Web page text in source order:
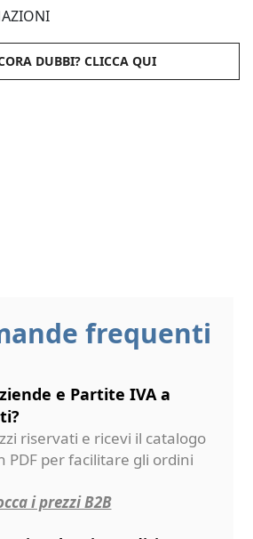
DUBBI? CLICCA QUI
frequenti
e Partite IVA a
riservati e ricevi il catalogo
PDF per facilitare gli ordini
i prezzi B2B